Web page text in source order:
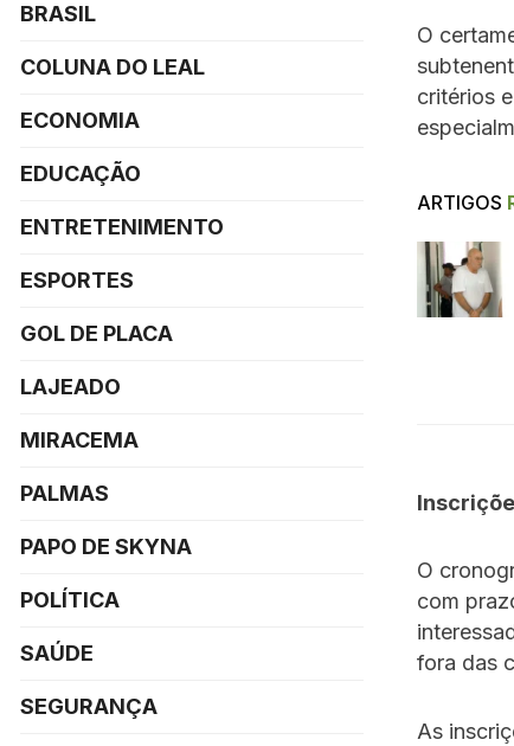
O
critérios
ARTIGOS
O
com
fora das
As
BRASIL
COLUNA DO LEAL
ECONOMIA
EDUCAÇÃO
ENTRETENIMENTO
ESPORTES
GOL DE PLACA
LAJEADO
MIRACEMA
PALMAS
PAPO DE SKYNA
POLÍTICA
SAÚDE
SEGURANÇA